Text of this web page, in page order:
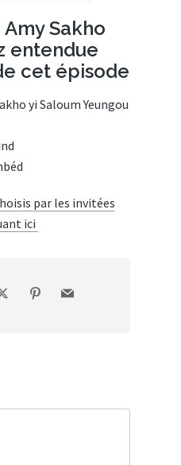
Sakho
entendue
cet épisode
yi Saloum Yeungou
par les invitées
ici